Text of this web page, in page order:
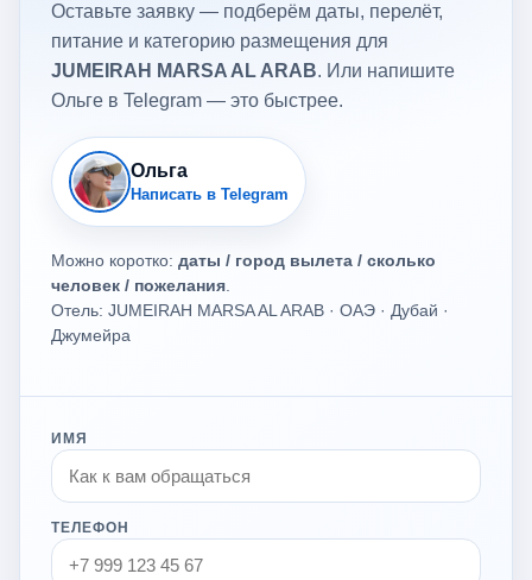
Оставьте заявку — подберём даты, перелёт,
питание и категорию размещения для
JUMEIRAH MARSA AL ARAB. Или напишите
Ольге в Telegram — это быстрее.
Ольга
Написать в Telegram
Можно коротко: даты / город вылета / сколько
человек / пожелания
Отель: JUMEIRAH MARSA AL ARAB · ОАЭ · Дубай ·
Джумейра
ИМЯ
ТЕЛЕФОН